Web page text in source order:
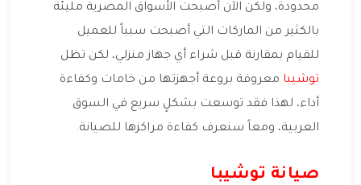
محدودة، ولكن الآن أصبحت الأسواق المصرية مليئة
بالكثير من الماركات التي أصبحت سبباً للعميل
للقيام بمقارنة قبل شراء أي جهاز منزلي، لكن تظل
توشيبا معروفة بروعة أجهزتها من خامات وكفاءة
أداء، لهذا فقد توسعت بشكلٍ سريع في السوق
العربية، ومعاً سنعرف كفاءة مراكزها للصيانة.
صيانة توشيبا